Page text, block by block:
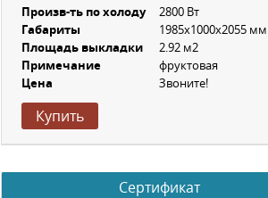
Произв-ть по холоду 2800 Вт
Габариты 1985х1000х2055 мм
Площадь выкладки 2.92 м2
Примечание фруктовая
Цена Звоните!
Купить
Сертификат